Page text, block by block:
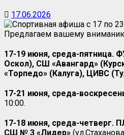
17.06.2026
Предлагаем вашему
17-19 июня, среда-пятница.
Оскол), СШ «Авангард»
«Торпедо» (Калуга), ЦИВС
17-21 июня, среда-
10:00.
17-18 июня, среда-четверг.
СШ № 3 «Лидер»